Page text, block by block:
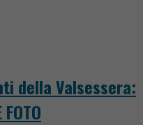
della Valsessera: